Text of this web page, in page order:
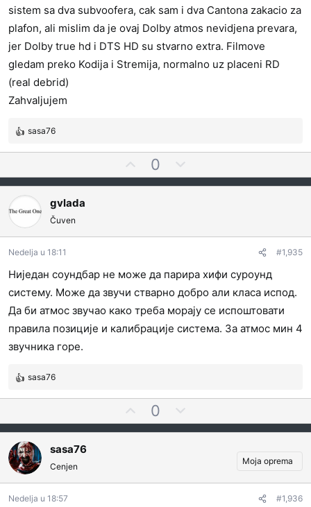
sistem sa dva subvoofera, cak sam i dva Cantona zakacio za
plafon, ali mislim da je ovaj Dolby atmos nevidjena prevara,
jer Dolby true hd i DTS HD su stvarno extra. Filmove
gledam preko Kodija i Stremija, normalno uz placeni RD
(real debrid)
Zahvaljujem
R
e
g
o
v
a
n
a
:
sasa76
l
j
e
z
a
0
e
i
n
o
g
l
a
gvlada
Čuven
Nedelja u 18:11 #1,935
Ниједан соундбар не може да парира хифи суроунд
систему. Може да звучи стварно добро али класа испод.
Да би атмос звучао како треба морају се испоштовати
правила позиције и калибрације система. За атмос мин 4
звучника горе.
R
e
g
o
v
a
n
a
sasa76
l
j
0
e
i
sasa76
Cenjen
Moja oprema
Nedelja u 18:57 #1,936